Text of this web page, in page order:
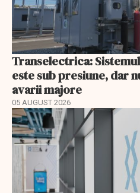
Transelectrica:
este sub presiune, dar
avarii majore
05 AUGUST 2026